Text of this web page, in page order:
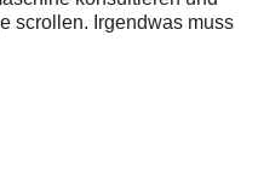
scrollen. Irgendwas muss